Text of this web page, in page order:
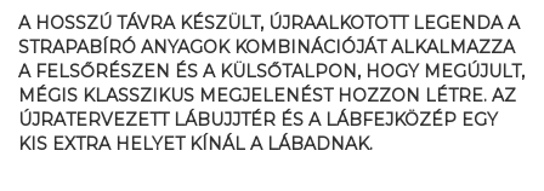
A HOSSZÚ TÁVRA KÉSZÜLT, ÚJRAALKOTOTT LEGENDA A
STRAPABÍRÓ ANYAGOK KOMBINÁCIÓJÁT ALKALMAZZA
A FELSŐRÉSZEN ÉS A KÜLSŐTALPON, HOGY MEGÚJULT,
MÉGIS KLASSZIKUS MEGJELENÉST HOZZON LÉTRE. AZ
ÚJRATERVEZETT LÁBUJJTÉR ÉS A LÁBFEJKÖZÉP EGY
KIS EXTRA HELYET KÍNÁL A LÁBADNAK.